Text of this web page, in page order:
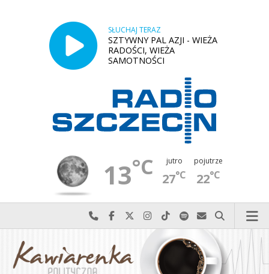
SŁUCHAJ TERAZ
SZTYWNY PAL AZJI - WIEŻA
RADOŚCI, WIEŻA
SAMOTNOŚCI
13°C jutro
27°C
pojutrze
22°C
Najlepiej po prostu do nas zadzwoń
Odwiedź nas na Facebook-u
Odwiedź nas na X
Odwiedź nas na Instagram-ie
Odwiedź nas na TikTok-u
Szukaj nas na Spotify
Wyślij do nas
Szukaj